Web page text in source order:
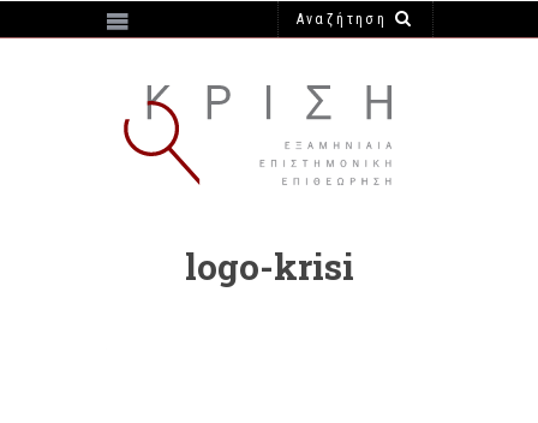
https://e-krisi.gr/wp-content/themes/krisi
logo-krisi